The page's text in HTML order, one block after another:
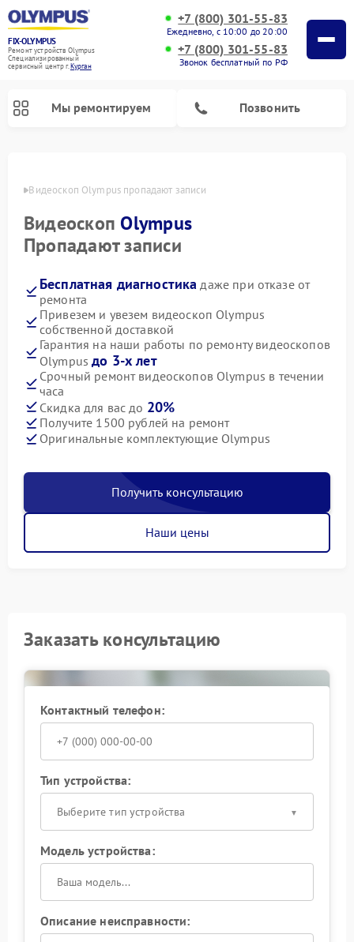
FIX-OLYMPUS
Ремонт устройств Olympus
Специализированный
cервисный центр г.Курган
+7 (800) 301-55-83
Ежедневно, с 10:00 до 20:00
+7 (800) 301-55-83
Звонок бесплатный по РФ
Мы ремонтируем Позвонить
Видеоскоп Olympus пропадают записи
Видеоскоп Olympus
Пропадают записи
Бесплатная диагностика даже при отказе от
ремонта
Привезем и увезем видеоскоп Olympus
собственной доставкой
Гарантия на наши работы по ремонту видеоскопов
Olympusдо 3-х лет
Срочный ремонт видеоскопов Olympus в течении
часа
Скидка для вас до 20%
Получите 1500 рублей на ремонт
Оригинальные комплектующие Olympus
Получить консультацию
Наши цены
Заказать консультацию
Контактный телефон:
Тип устройства:
Выберите тип устройства
Модель устройства:
Описание неисправности: